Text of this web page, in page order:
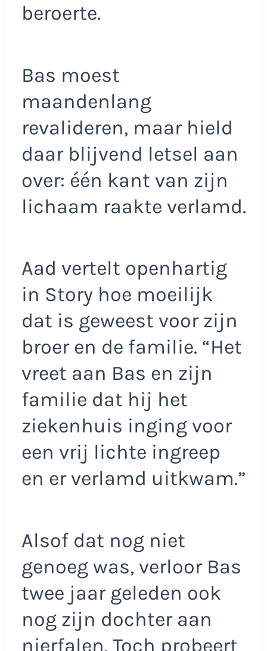
beroerte.
Bas moest
maandenlang
revalideren, maar hield
daar blijvend letsel aan
over: één kant van zijn
lichaam raakte verlamd.
Aad vertelt openhartig
in Story hoe moeilijk
dat is geweest voor zijn
broer en de familie. “Het
vreet aan Bas en zijn
familie dat hij het
ziekenhuis inging voor
een vrij lichte ingreep
en er verlamd uitkwam.”
Alsof dat nog niet
genoeg was, verloor Bas
twee jaar geleden ook
nog zijn dochter aan
nierfalen. Toch probeert